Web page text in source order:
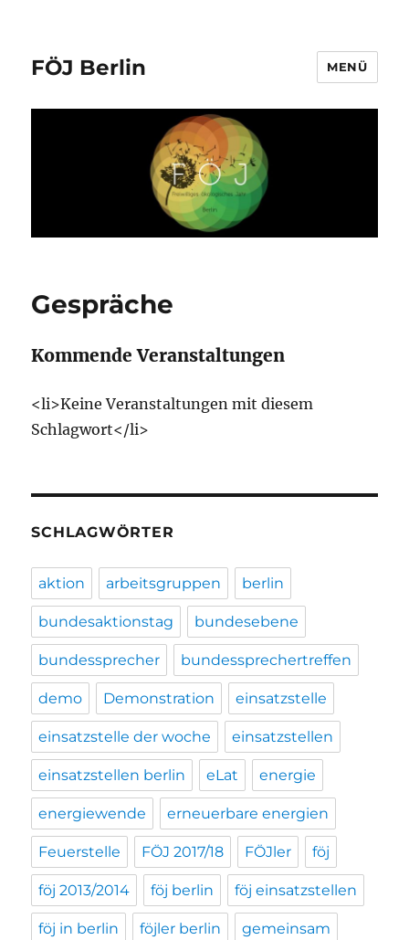
FÖJ Berlin MENÜ
Gespräche
Kommende Veranstaltungen
<li>Keine Veranstaltungen mit diesem
Schlagwort</li>
SCHLAGWÖRTER
aktion arbeitsgruppen berlin
bundesaktionstag bundesebene
bundessprecher bundessprechertreffen
demo Demonstration einsatzstelle
einsatzstelle der woche einsatzstellen
einsatzstellen berlin eLat energie
energiewende erneuerbare energien
Feuerstelle FÖJ 2017/18 FÖJler föj
föj 2013/2014 föj berlin föj einsatzstellen
föj in berlin föjler berlin gemeinsam